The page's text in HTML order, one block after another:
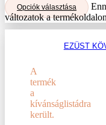
Opciók választása
változatok a
EZÜST
A
termék
a
kívánságlistádra
került.